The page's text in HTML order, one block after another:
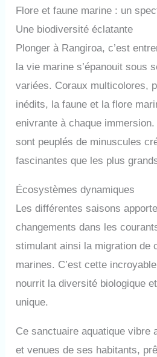
Flore et faune marine : un
Une biodiversité éclatante
Plonger à Rangiroa, c’est
la vie marine s’épanouit sous
variées. Coraux multicolores,
inédits, la faune et la flore
enivrante à chaque
sont peuplés de minuscules
fascinantes que les plus
Écosystèmes dynamiques
Les différentes saisons
changements dans les
stimulant ainsi la migration de
marines. C’est cette
nourrit la diversité biologique
unique.
Ce sanctuaire aquatique vibre
et venues de ses habitants,